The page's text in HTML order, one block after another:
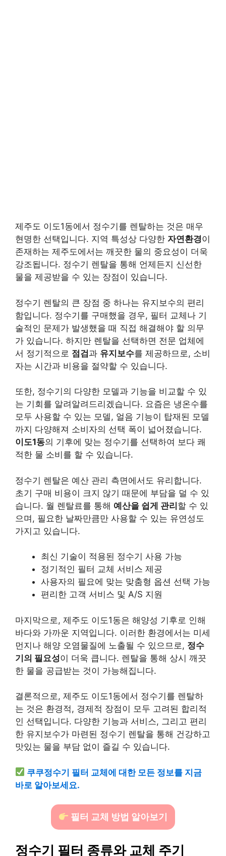
제주도 이도1동에서 정수기를 렌탈하는 것은 매우
현명한 선택입니다. 지역 특성상 다양한 자연환경이
존재하는 제주도에서는 깨끗한 물의 중요성이 더욱
강조됩니다. 정수기 렌탈을 통해 언제든지 신선한
물을 제공받을 수 있는 장점이 있습니다.
정수기 렌탈의 큰 장점 중 하나는 유지보수의 편리
함입니다. 정수기를 구매했을 경우, 필터 교체나 기
술적인 문제가 발생했을 때 직접 해결해야 할 의무
가 있습니다. 하지만 렌탈을 선택하면 전문 업체에
서 정기적으로 점검과 유지보수를 제공하므로, 소비
자는 시간과 비용을 절약할 수 있습니다.
또한, 정수기의 다양한 모델과 기능을 비교할 수 있
는 기회를 알려알려드리겠습니다. 요즘은 냉온수를
모두 사용할 수 있는 모델, 얼음 기능이 탑재된 모델
까지 다양해져 소비자의 선택 폭이 넓어졌습니다.
이도1동의 기후에 맞는 정수기를 선택하여 보다 쾌
적한 물 소비를 할 수 있습니다.
정수기 렌탈은 예산 관리 측면에서도 유리합니다.
초기 구매 비용이 크지 않기 때문에 부담을 덜 수 있
습니다. 월 렌탈료를 통해 예산을 쉽게 관리할 수 있
으며, 필요한 날짜만큼만 사용할 수 있는 유연성도
가지고 있습니다.
최신 기술이 적용된 정수기 사용 가능
정기적인 필터 교체 서비스 제공
사용자의 필요에 맞는 맞춤형 옵션 선택 가능
편리한 고객 서비스 및 A/S 지원
마지막으로, 제주도 이도1동은 해양성 기후로 인해
바다와 가까운 지역입니다. 이러한 환경에서는 미세
먼지나 해양 오염물질에 노출될 수 있으므로, 정수
기의 필요성이 더욱 큽니다. 렌탈을 통해 상시 깨끗
한 물을 공급받는 것이 가능해집니다.
결론적으로, 제주도 이도1동에서 정수기를 렌탈하
는 것은 환경적, 경제적 장점이 모두 고려된 합리적
인 선택입니다. 다양한 기능과 서비스, 그리고 편리
한 유지보수가 마련된 정수기 렌탈을 통해 건강하고
맛있는 물을 부담 없이 즐길 수 있습니다.
쿠쿠정수기 필터 교체에 대한 모든 정보를 지금
바로 알아보세요.
필터 교체 방법 알아보기
정수기 필터 종류와 교체 주기